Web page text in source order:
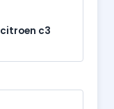
citroen c3